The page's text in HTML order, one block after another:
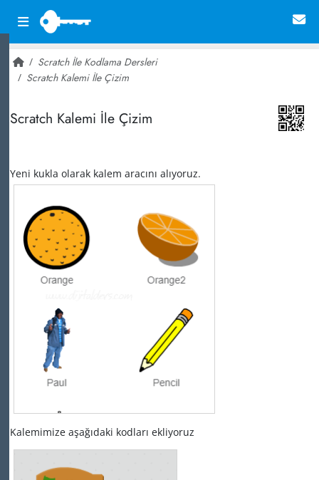
Scratch İle Kodlama Dersleri
Scratch Kalemi İle Çizim
Scratch Kalemi İle Çizim
Yeni kukla olarak kalem aracını alıyoruz.
Kalemimize aşağıdaki kodları ekliyoruz